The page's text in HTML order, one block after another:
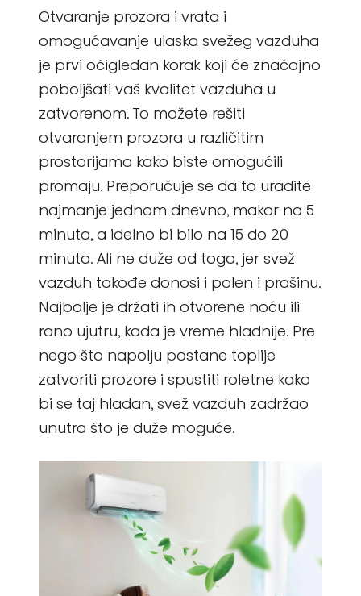
Otvaranje prozora i vrata i
omogućavanje ulaska svežeg vazduha
je prvi očigledan korak koji će značajno
poboljšati vaš kvalitet vazduha u
zatvorenom. To možete rešiti
otvaranjem prozora u različitim
prostorijama kako biste omogućili
promaju. Preporučuje se da to uradite
najmanje jednom dnevno, makar na 5
minuta, a idelno bi bilo na 15 do 20
minuta. Ali ne duže od toga, jer svež
vazduh takođe donosi i polen i prašinu.
Najbolje je držati ih otvorene noću ili
rano ujutru, kada je vreme hladnije. Pre
nego što napolju postane toplije
zatvoriti prozore i spustiti roletne kako
bi se taj hladan, svež vazduh zadržao
unutra što je duže moguće.